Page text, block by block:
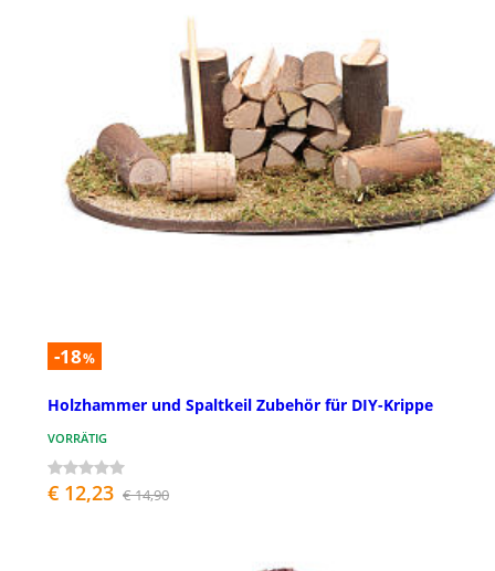
-18%
Holzhammer und Spaltkeil Zubehör für DIY-Krippe
VORRÄTIG
€ 12,23 € 14,90